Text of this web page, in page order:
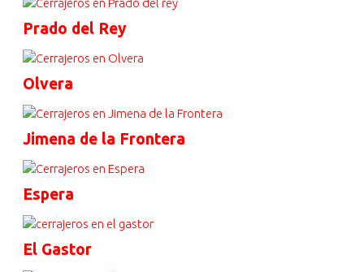
Prado del Rey
Olvera
Jimena de la Frontera
Espera
El Gastor